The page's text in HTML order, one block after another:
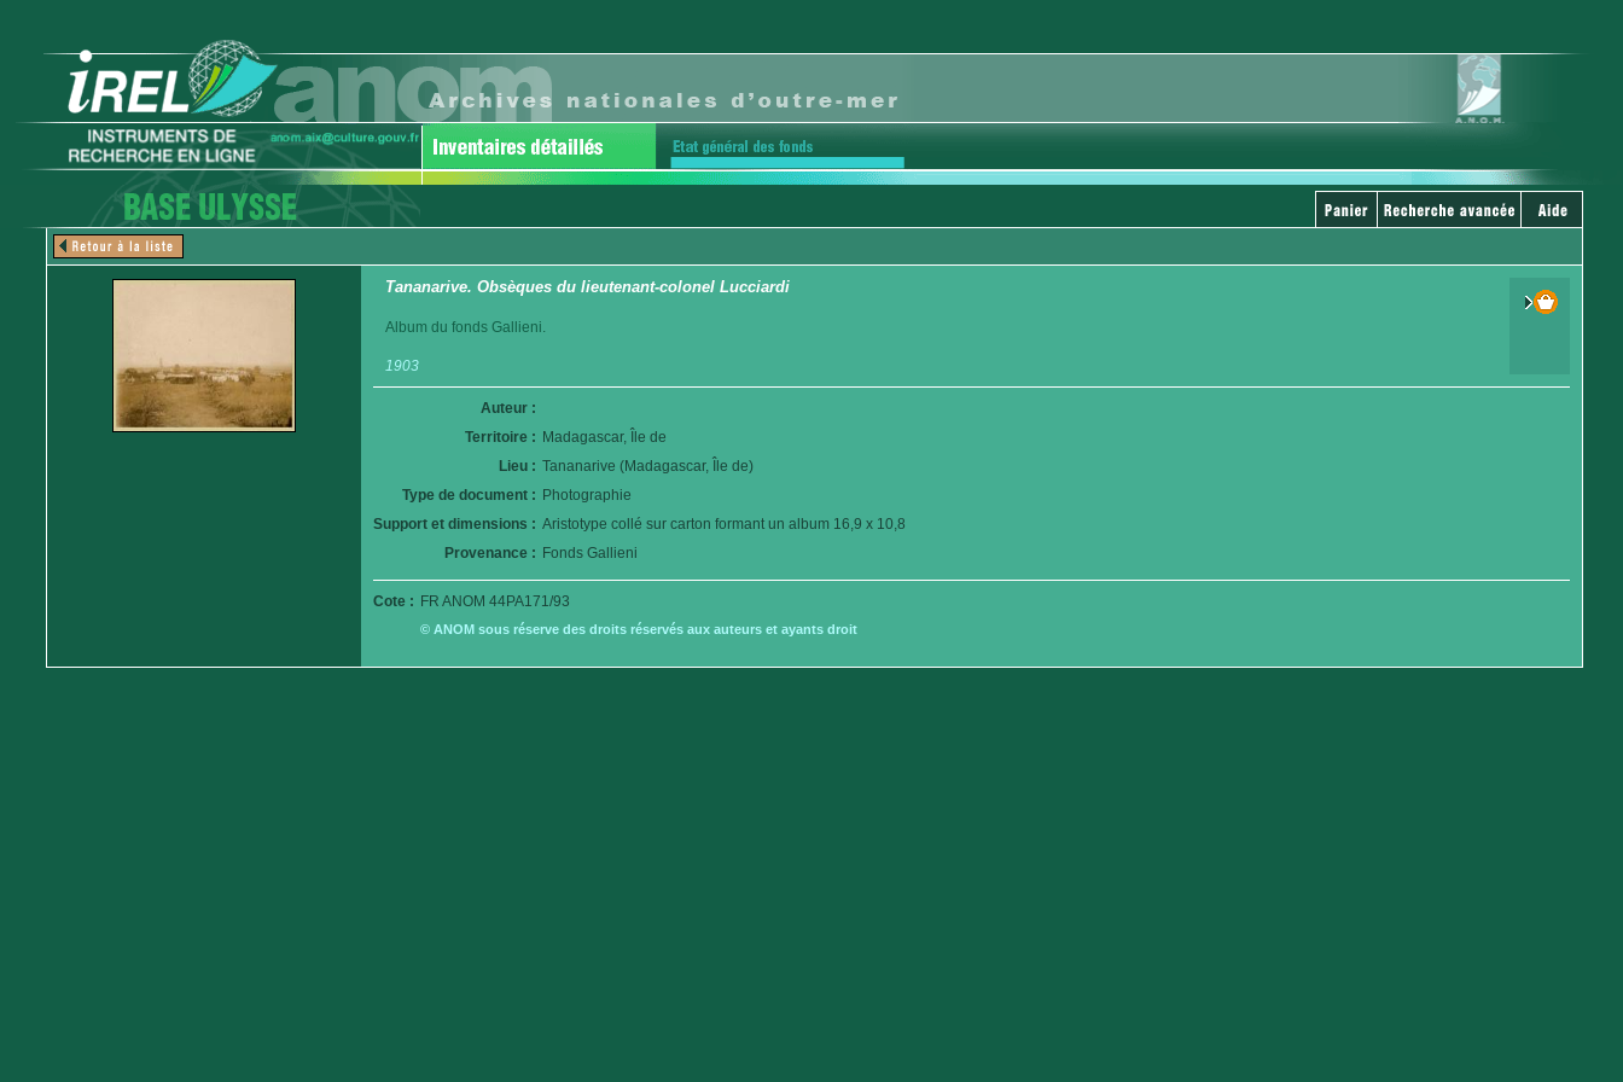
Tananarive. Obsèques du lieutenant-colonel Lucciardi
Album du fonds Gallieni.
1903
Auteur :
Territoire : Madagascar, Île de
Lieu : Tananarive (Madagascar, Île de)
Type de document : Photographie
Support et dimensions : Aristotype collé sur carton formant un album 16,9 x 10,8
Provenance : Fonds Gallieni
Cote : FR ANOM 44PA171/93
© ANOM sous réserve des droits réservés aux auteurs et ayants droit